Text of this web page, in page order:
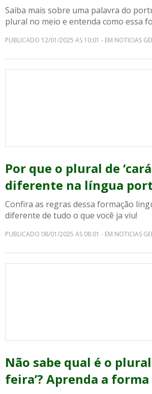
Saiba mais sobre uma palavra do
plural no meio e entenda como essa
PUBLICADO 12/01/2025 AS 10:01 - EM NOTICIAS
Por que o plural de
diferente na língua
Confira as regras dessa formação
diferente de tudo o que você ja viu!
PUBLICADO 08/01/2025 AS 08:01 - EM NOTICIAS
Não sabe qual é o
feira’? Aprenda a